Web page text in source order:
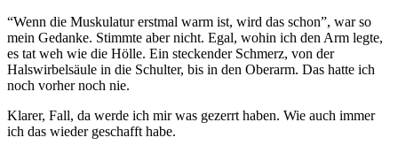
“Wenn die Muskulatur erstmal warm ist, wird das schon”, war so
mein Gedanke. Stimmte aber nicht. Egal, wohin ich den Arm legte,
es tat weh wie die Hölle. Ein steckender Schmerz, von der
Halswirbelsäule in die Schulter, bis in den Oberarm. Das hatte ich
noch vorher noch nie.
Klarer, Fall, da werde ich mir was gezerrt haben. Wie auch immer
ich das wieder geschafft habe.